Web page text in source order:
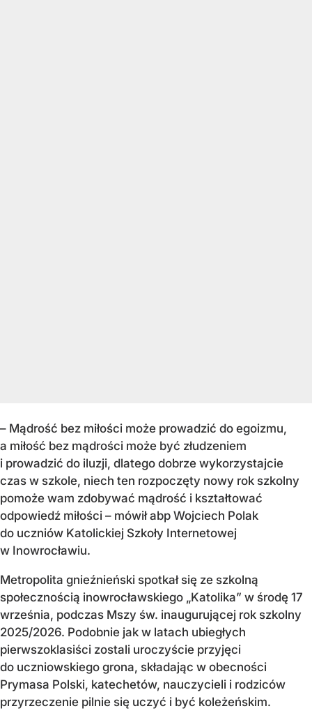
– Mądrość bez miłości może prowadzić do egoizmu,
a miłość bez mądrości może być złudzeniem
i prowadzić do iluzji, dlatego dobrze wykorzystajcie
czas w szkole, niech ten rozpoczęty nowy rok szkolny
pomoże wam zdobywać mądrość i kształtować
odpowiedź miłości – mówił abp Wojciech Polak
do uczniów Katolickiej Szkoły Internetowej
w Inowrocławiu.
Metropolita gnieźnieński spotkał się ze szkolną
społecznością inowrocławskiego „Katolika” w środę 17
września, podczas Mszy św. inaugurującej rok szkolny
2025/2026. Podobnie jak w latach ubiegłych
pierwszoklasiści zostali uroczyście przyjęci
do uczniowskiego grona, składając w obecności
Prymasa Polski, katechetów, nauczycieli i rodziców
przyrzeczenie pilnie się uczyć i być koleżeńskim.